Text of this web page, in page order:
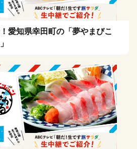
愛知県幸田町の「夢やまびこ